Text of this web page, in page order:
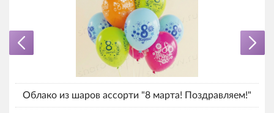
Облако из шаров ассорти "8 марта! Поздравляем!"